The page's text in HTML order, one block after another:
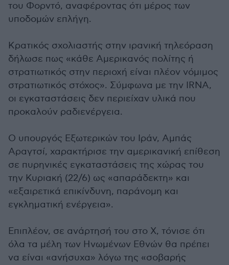
του Φορντό, αναφέροντας ότι μέρος των
υποδομών επλήγη.
Κρατικός σχολιαστής στην ιρανική τηλεόραση
δήλωσε πως «κάθε Αμερικανός πολίτης ή
στρατιωτικός στην περιοχή είναι πλέον νόμιμος
στρατιωτικός στόχος». Σύμφωνα με την IRNA,
οι εγκαταστάσεις δεν περιείχαν υλικά που
προκαλούν ραδιενέργεια.
Ο υπουργός Εξωτερικών του Ιράν, Αμπάς
Αραγτσί, χαρακτήρισε την αμερικανική επίθεση
σε πυρηνικές εγκαταστάσεις της χώρας του
την Κυριακή (22/6) ως «απαράδεκτη» και
«εξαιρετικά επικίνδυνη, παράνομη και
εγκληματική ενέργεια».
Επιπλέον, σε ανάρτησή του στο Χ, τόνισε ότι
όλα τα μέλη των Ηνωμένων Εθνών θα πρέπει
να είναι «ανήσυχα» λόγω της «σοβαρής